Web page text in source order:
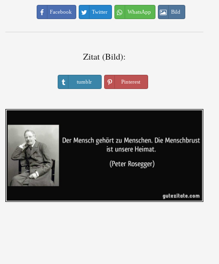
Facebook Twitter WhatsApp Bild
Zitat (Bild):
tumblr Pinterest